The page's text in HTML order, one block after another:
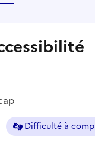
Difficulté à